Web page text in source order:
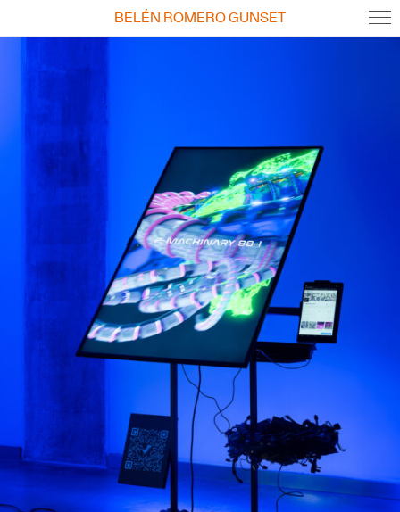
BELÉN ROMERO GUNSET